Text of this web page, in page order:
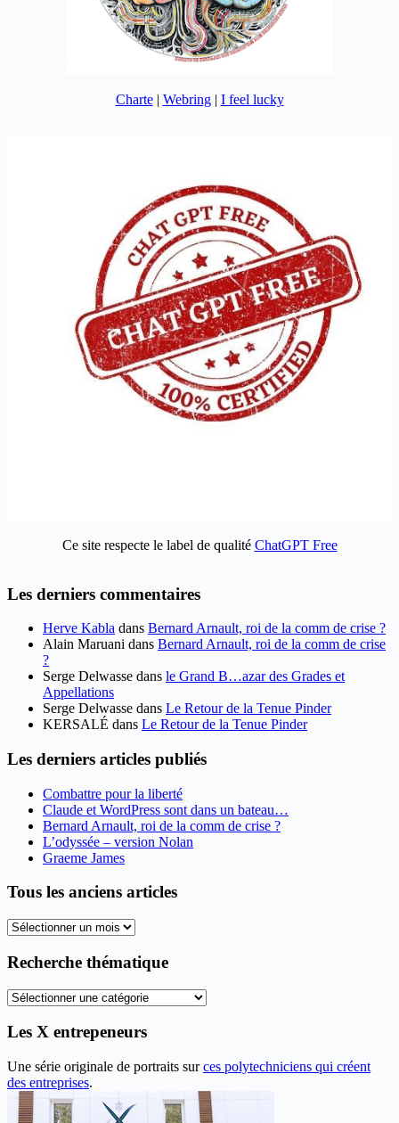
Charte| Webring| I feel lucky
Ce site respecte le label de qualité ChatGPT Free
Les derniers commentaires
Herve Kabla dans Bernard Arnault, roi de la comm de crise ?
Alain Maruani dans Bernard Arnault, roi de la comm de crise
?
Serge Delwasse dans le Grand B…azar des Grades et
Appellations
Serge Delwasse dans Le Retour de la Tenue Pinder
KERSALÉ dans Le Retour de la Tenue Pinder
Les derniers articles publiés
Combattre pour la liberté
Claude et WordPress sont dans un bateau…
Bernard Arnault, roi de la comm de crise ?
L’odyssée – version Nolan
Graeme James
Tous les anciens articles
Tous
anciens
Recherche thématique
Recherche
Les X entrepeneurs
Une série originale de portraits surces polytechniciens qui créent
des entreprises.